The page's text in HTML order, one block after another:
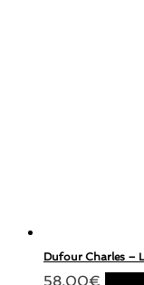
Dufour Charles –
58,00€